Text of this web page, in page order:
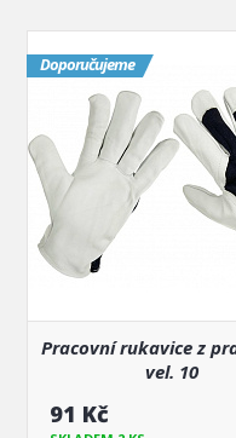
Doporučujeme
Pracovní rukavice z
vel. 10
91 Kč